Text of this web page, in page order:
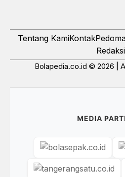
Tentang KamiKontak
Redaksi
Bolapedia.co.id © 2026 |
MEDIA